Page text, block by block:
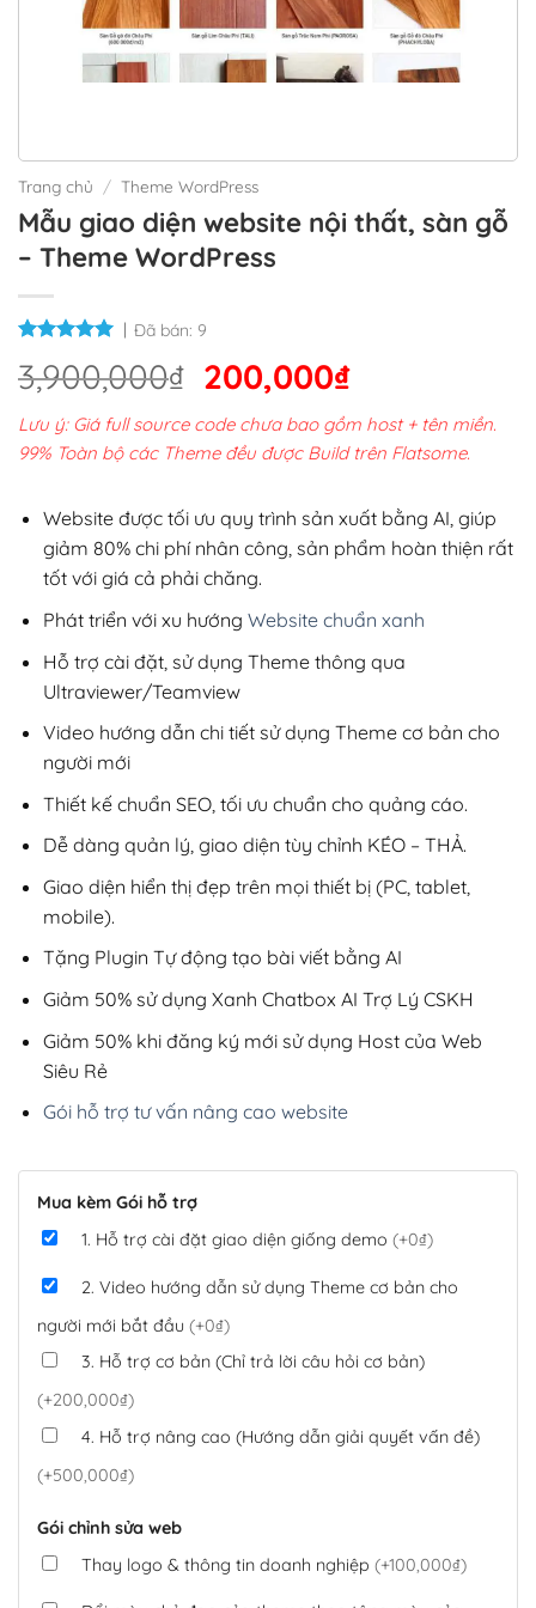
Trang chủ / Theme WordPress
Mẫu giao diện website nội thất, sàn gỗ
– Theme WordPress
Đã bán: 9
3,900,000₫ Giá
gốc
là:
3,900,000₫.
200,000₫Giá
hiện
tại
200,000₫.
Lưu ý: Giá full source code chưa bao gồm host + tên miền.
99% Toàn bộ các Theme đều được Build trên Flatsome.
Website được tối ưu quy trình sản xuất bằng AI, giúp
giảm 80% chi phí nhân công, sản phẩm hoàn thiện rất
tốt với giá cả phải chăng.
Phát triển với xu hướng Website chuẩn xanh
Hỗ trợ cài đặt, sử dụng Theme thông qua
Ultraviewer/Teamview
Video hướng dẫn chi tiết sử dụng Theme cơ bản cho
người mới
Thiết kế chuẩn SEO, tối ưu chuẩn cho quảng cáo.
Dễ dàng quản lý, giao diện tùy chỉnh KÉO – THẢ.
Giao diện hiển thị đẹp trên mọi thiết bị (PC, tablet,
mobile).
Tặng Plugin Tự động tạo bài viết bằng AI
Giảm 50% sử dụng Xanh Chatbox AI Trợ Lý CSKH
Giảm 50% khi đăng ký mới sử dụng Host của Web
Siêu Rẻ
Gói hỗ trợ tư vấn nâng cao website
Mua kèm Gói hỗ trợ
1. Hỗ trợ cài đặt giao diện giống demo (+0₫)
2. Video hướng dẫn sử dụng Theme cơ bản cho
người mới bắt đầu (+0₫)
3. Hỗ trợ cơ bản (Chỉ trả lời câu hỏi cơ bản)
(+200,000₫)
4. Hỗ trợ nâng cao (Hướng dẫn giải quyết vấn đề)
(+500,000₫)
Gói chỉnh sửa web
Thay logo & thông tin doanh nghiệp (+100,000₫)